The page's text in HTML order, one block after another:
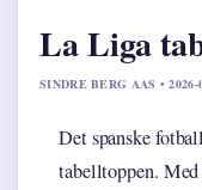
La Liga
SINDRE BERG AAS •
Det spanske
tabelltoppen.